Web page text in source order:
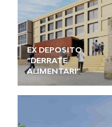
EX DEPOSITO
“DERRATE
ALIMENTARI”